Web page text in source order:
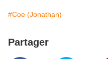
#Coe (Jonathan)
Partager